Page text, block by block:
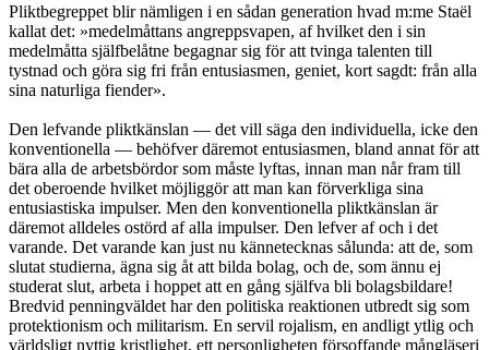
Pliktbegreppet blir nämligen i en sådan generation hvad m:me Staël
kallat det: »medelmåttans angreppsvapen, af hvilket den i sin
medelmåtta själfbelåtne begagnar sig för att tvinga talenten till
tystnad och göra sig fri från entusiasmen, geniet, kort sagdt: från alla
sina naturliga fiender».
Den lefvande pliktkänslan — det vill säga den individuella, icke den
konventionella — behöfver däremot entusiasmen, bland annat för att
bära alla de arbetsbördor som måste lyftas, innan man når fram till
det oberoende hvilket möjliggör att man kan förverkliga sina
entusiastiska impulser. Men den konventionella pliktkänslan är
däremot alldeles ostörd af alla impulser. Den lefver af och i det
varande. Det varande kan just nu kännetecknas sålunda: att de, som
slutat studierna, ägna sig åt att bilda bolag, och de, som ännu ej
studerat slut, arbeta i hoppet att en gång själfva bli bolagsbildare!
Bredvid penningväldet har den politiska reaktionen utbredt sig som
protektionism och militarism. En servil rojalism, en andligt ytlig och
världsligt nyttig kristlighet, ett personligheten försoffande mångläseri